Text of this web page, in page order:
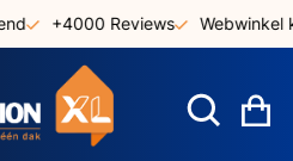
+4000 Reviews Webwinkel